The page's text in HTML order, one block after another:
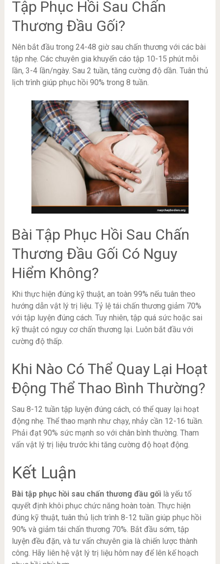
Tập Phục Hồi Sau Chấn
Thương Đầu Gối?
Nên bắt đầu trong 24-48 giờ sau chấn thương với các bài
tập nhẹ. Các chuyên gia khuyến cáo tập 10-15 phút mỗi
lần, 3-4 lần/ngày. Sau 2 tuần, tăng cường độ dần. Tuân thủ
lịch trình giúp phục hồi 90% trong 8 tuần.
Bài Tập Phục Hồi Sau Chấn
Thương Đầu Gối Có Nguy
Hiểm Không?
Khi thực hiện đúng kỹ thuật, an toàn 99% nếu tuân theo
hướng dẫn vật lý trị liệu. Tỷ lệ tái chấn thương giảm 70%
với tập luyện đúng cách. Tuy nhiên, tập quá sức hoặc sai
kỹ thuật có nguy cơ chấn thương lại. Luôn bắt đầu với
cường độ thấp.
Khi Nào Có Thể Quay Lại Hoạt
Động Thể Thao Bình Thường?
Sau 8-12 tuần tập luyện đúng cách, có thể quay lại hoạt
động nhẹ. Thể thao mạnh như chạy, nhảy cần 12-16 tuần.
Phải đạt 90% sức mạnh so với chân bình thường. Tham
vấn vật lý trị liệu trước khi tăng cường độ hoạt động.
Kết Luận
Bài tập phục hồi sau chấn thương đầu gốilà yếu tố
quyết định khôi phục chức năng hoàn toàn. Thực hiện
đúng kỹ thuật, tuân thủ lịch trình 8-12 tuần giúp phục hồi
90% và giảm tái chấn thương 70%. Bắt đầu sớm, tập
luyện đều đặn, và tư vấn chuyên gia là chiến lược thành
công. Hãy liên hệ vật lý trị liệu hôm nay để lên kế hoạch